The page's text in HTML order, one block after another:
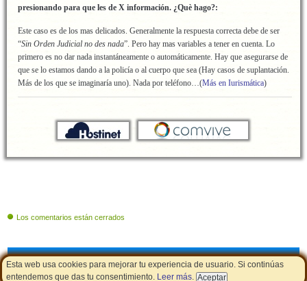
Esta web usa cookies para mejorar tu experiencia de usuario. Si continúas
entendemos que das tu consentimiento. Leer más.
presionando para que les de X información. ¿Què hago?:
Este caso es de los mas delicados. Generalmente la respuesta correcta debe de ser
“Sin Orden Judicial no des nada”. Pero hay mas variables a tener en cuenta. Lo
primero es no dar nada instantáneamente o automáticamente. Hay que asegurarse de
que se lo estamos dando a la policía o al cuerpo que sea (Hay casos de suplantación.
Más de los que se imaginaría uno). Nada por teléfono…(Más en Iurismática)
Los comentarios están cerrados
Cupones de descuento Aviso Legal - Política de Cookies |LSSI